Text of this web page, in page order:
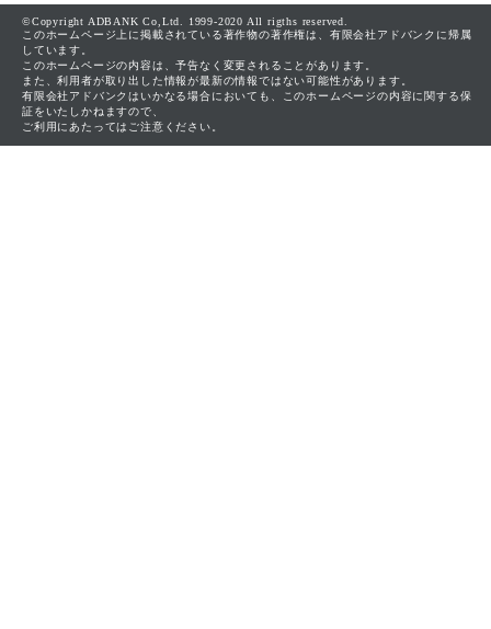
©Copyright ADBANK Co,Ltd. 1999-2020 All rigths reserved.
このホームページ上に掲載されている著作物の著作権は、有限会社アドバンクに帰属
しています。
このホームページの内容は、予告なく変更されることがあります。
また、利用者が取り出した情報が最新の情報ではない可能性があります。
有限会社アドバンクはいかなる場合においても、このホームページの内容に関する保
証をいたしかねますので、
ご利用にあたってはご注意ください。